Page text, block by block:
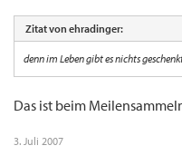
Zitat von ehradinger:
denn im Leben gibt es nichts
Das ist beim
3. Juli 2007